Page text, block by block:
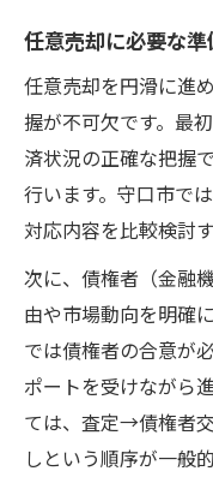
説
任意売却が
ント
大阪府守口市
守口市で
れ
任意売却の
工夫
任意売却で
準備
守口市の不
ポート
任意売却に必要な
任意売却を円滑に進
握が不可欠です。最
済状況の正確な把握
行います。守口市で
対応内容を比較検討
次に、債権者（金融
由や市場動向を明確
では債権者の合意が
ポートを受けながら
ては、査定→債権者
しという順序が一般的